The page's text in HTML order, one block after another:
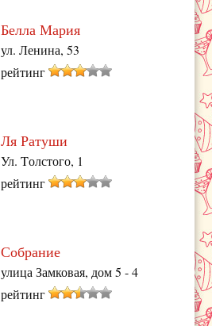
Белла Мария
ул. Ленина, 53
рейтинг
Ля Ратуши
Ул. Tолстого, 1
рейтинг
Собрание
улица Замковая, дом 5 - 4
рейтинг